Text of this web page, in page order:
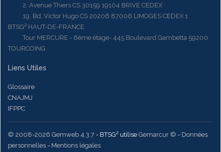
2, Avenue Thiers CS 30159 19104 BRIVE CEDEX
19, Bd. Victor Hugo CS 20206 87006 LIMOGES CEDEX 1
BTSG² HAUT-DE-FRANCE
Tour MERCURE - 6ème étage- 445 Boulevard Gambetta 59200
TOURCOING
Liens Utiles
Glossaire
CNAJMJ
IFPPC
© 2008-2026 Gemweb 4.3.7 - BTSG² utilise Gemarcur © - Données
personnelles - Mentions légales